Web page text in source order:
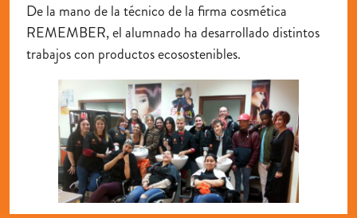
De la mano de la técnico de la firma cosmética
REMEMBER, el alumnado ha desarrollado distintos
trabajos con productos ecosostenibles.